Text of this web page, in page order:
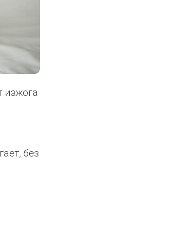
изжога
без